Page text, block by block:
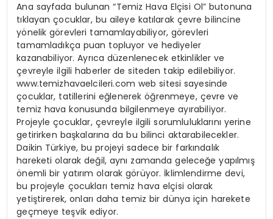
Ana sayfada bulunan “Temiz Hava Elçisi Ol” butonuna
tıklayan çocuklar, bu aileye katılarak çevre bilincine
yönelik görevleri tamamlayabiliyor, görevleri
tamamladıkça puan topluyor ve hediyeler
kazanabiliyor. Ayrıca düzenlenecek etkinlikler ve
çevreyle ilgili haberler de siteden takip edilebiliyor.
www.temizhavaelcileri.com web sitesi sayesinde
çocuklar, tatillerini eğlenerek öğrenmeye, çevre ve
temiz hava konusunda bilgilenmeye ayırabiliyor.
Projeyle çocuklar, çevreyle ilgili sorumluluklarını yerine
getirirken başkalarına da bu bilinci aktarabilecekler.
Daikin Türkiye, bu projeyi sadece bir farkındalık
hareketi olarak değil, aynı zamanda geleceğe yapılmış
önemli bir yatırım olarak görüyor. İklimlendirme devi,
bu projeyle çocukları temiz hava elçisi olarak
yetiştirerek, onları daha temiz bir dünya için harekete
geçmeye teşvik ediyor.